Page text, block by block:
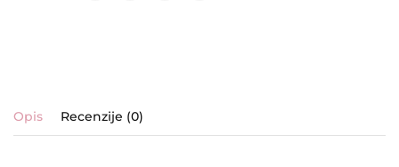
Opis Recenzije (0)